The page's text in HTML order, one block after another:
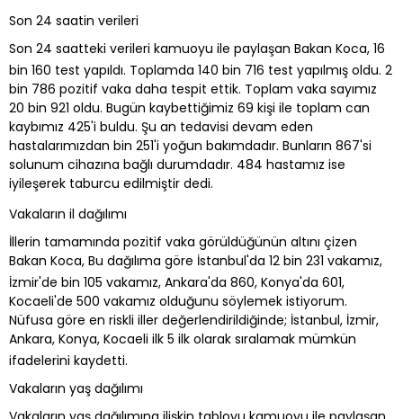
Son 24 saatin verileri
Son 24 saatteki verileri kamuoyu ile paylaşan Bakan Koca, 16
bin 160 test yapıldı. Toplamda 140 bin 716 test yapılmış oldu. 2
bin 786 pozitif vaka daha tespit ettik. Toplam vaka sayımız
20 bin 921 oldu. Bugün kaybettiğimiz 69 kişi ile toplam can
kaybımız 425'i buldu. Şu an tedavisi devam eden
hastalarımızdan bin 251'i yoğun bakımdadır. Bunların 867'si
solunum cihazına bağlı durumdadır. 484 hastamız ise
iyileşerek taburcu edilmiştir dedi.
Vakaların il dağılımı
İllerin tamamında pozitif vaka görüldüğünün altını çizen
Bakan Koca, Bu dağılıma göre İstanbul'da 12 bin 231 vakamız,
İzmir'de bin 105 vakamız, Ankara'da 860, Konya'da 601,
Kocaeli'de 500 vakamız olduğunu söylemek istiyorum.
Nüfusa göre en riskli iller değerlendirildiğinde; İstanbul, İzmir,
Ankara, Konya, Kocaeli ilk 5 ilk olarak sıralamak mümkün
ifadelerini kaydetti.
Vakaların yaş dağılımı